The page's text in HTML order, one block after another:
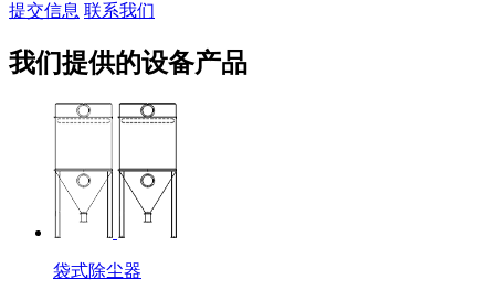
提交信息 联系我们
我们提供的设备产品
袋式除尘器